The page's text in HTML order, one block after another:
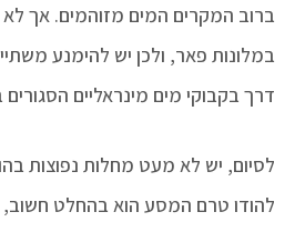
ברוב המקרים המים מזוהמים. אך
במלונות פאר, ולכן יש להימנע
דרך בקבוקי מים מינראליים
לסיום, יש לא מעט מחלות נפוצות
להודו טרם המסע הוא בהחלט חשוב,